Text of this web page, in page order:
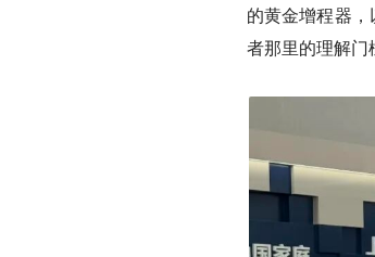
的黄金增程器
者那里的理解门